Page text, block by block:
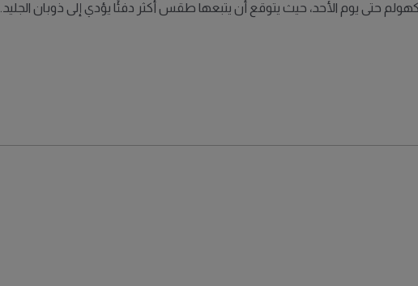
حتى يوم الأحد، حيث يتوقع أن يتبعها طقس أكثر دفئًا يؤدي إلى ذوبان الجليد.